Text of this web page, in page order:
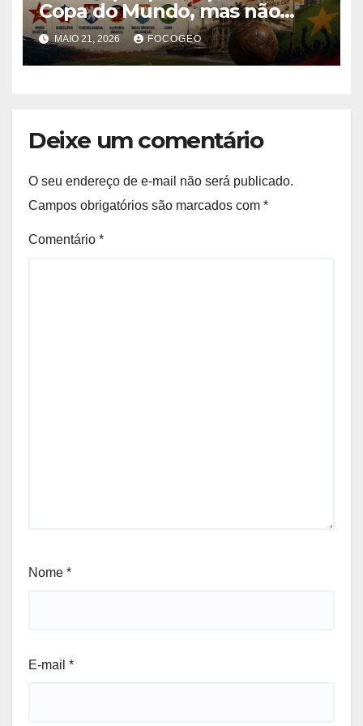
Copa do Mundo, mas não
existem mais: história,
geopolítica e transformações
territoriais
MAIO 21, 2026 FOCOGEO
Deixe um comentário
O seu endereço de e-mail não será publicado.
Campos obrigatórios são marcados com *
Comentário *
Nome *
E-mail *